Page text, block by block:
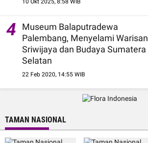
4
Museum Balaputradewa
Palembang, Menyelami Warisan
Sriwijaya dan Budaya Sumatera
Selatan
22 Feb 2020, 14:55 WIB
TAMAN NASIONAL